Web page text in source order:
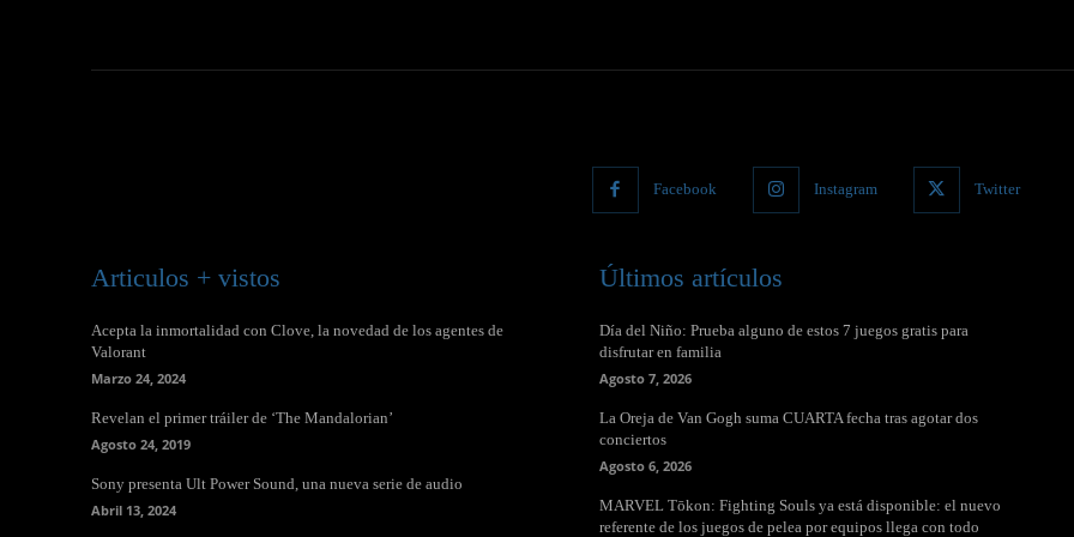
Facebook Instagram Twitter
Articulos + vistos
Acepta la inmortalidad con Clove, la novedad de los agentes de
Valorant
Marzo 24, 2024
Revelan el primer tráiler de ‘The Mandalorian’
Agosto 24, 2019
Sony presenta Ult Power Sound, una nueva serie de audio
Abril 13, 2024
Últimos artículos
Día del Niño: Prueba alguno de estos 7 juegos gratis para
disfrutar en familia
Agosto 7, 2026
La Oreja de Van Gogh suma CUARTA fecha tras agotar dos
conciertos
Agosto 6, 2026
MARVEL Tōkon: Fighting Souls ya está disponible: el nuevo
referente de los juegos de pelea por equipos llega con todo